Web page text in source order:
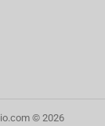
© 2026